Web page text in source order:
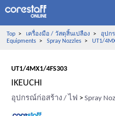
Top> เครื่องมือ / วัสดุสิ้นเปลือง > อุปก
Equipments> Spray Nozzles> UT1/
UT1/4MX1/4FS303
IKEUCHI
อุปกรณ์ก่อสร้าง / ไฟ >Spray